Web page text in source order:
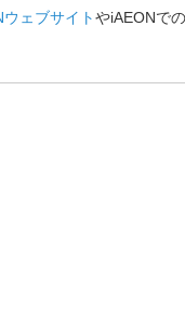
ェブサイトやiAEONで